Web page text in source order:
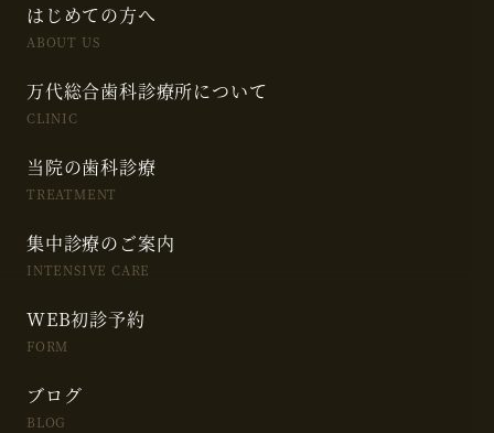
はじめての方へ
ABOUT US
万代総合歯科診療所について
CLINIC
当院の歯科診療
TREATMENT
集中診療のご案内
INTENSIVE CARE
WEB初診予約
FORM
ブログ
BLOG